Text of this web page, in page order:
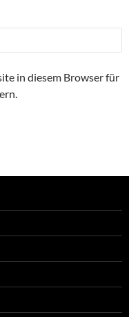
in diesem Browser für